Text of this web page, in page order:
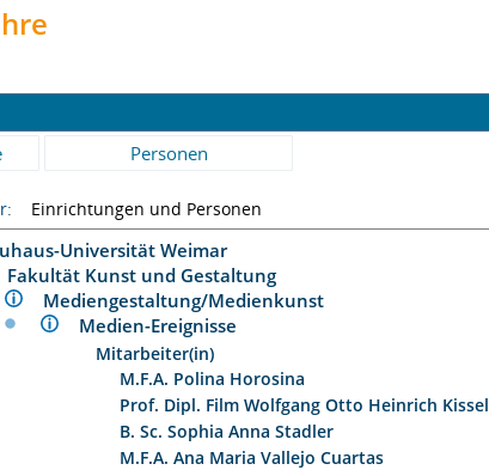
Personen
Einrichtungen und Personen
Universität Weimar
Fakultät Kunst und Gestaltung
Mediengestaltung/Medienkunst
Medien-Ereignisse
Mitarbeiter(in)
M.F.A. Polina Horosina
Prof. Dipl. Film Wolfgang Otto Heinrich Kissel
B. Sc. Sophia Anna Stadler
M.F.A. Ana Maria Vallejo Cuartas